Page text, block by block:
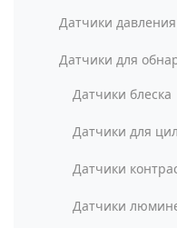
Датчики давления
Датчики для
Датчики блеска
Датчики для
Датчики
Датчики